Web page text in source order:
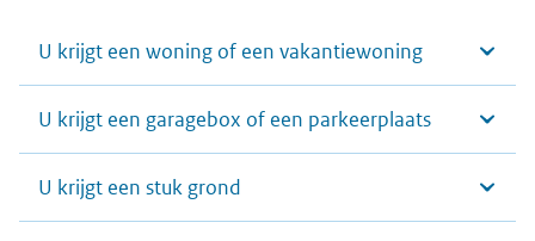
U krijgt een woning of een vakantiewoning
U krijgt een garagebox of een parkeerplaats
U krijgt een stuk grond